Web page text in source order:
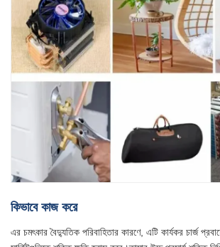
কিভাবে কাজ করে
এর চমৎকার বৈদ্যুতিক পরিবাহিতার কারণে, এটি কার্যকর চার্জ